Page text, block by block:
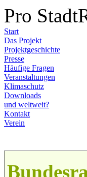
Pro
Start
Das Projekt
Projektgeschichte
Presse
Häufige Fragen
Veranstaltungen
Klimaschutz
Downloads
und weltweit?
Kontakt
Verein